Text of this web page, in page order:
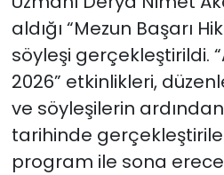
aldığı “Mezun Başarı
söyleşi gerçekleştirildi.
2026” etkinlikleri,
ve söyleşilerin ardından
tarihinde
program ile sona